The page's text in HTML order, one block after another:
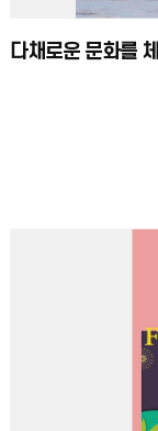
다채로운 문화를